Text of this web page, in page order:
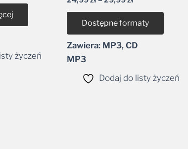
życzeń
Dostępne formaty
Zawiera: MP3, CD
MP3
Dodaj do listy życzeń